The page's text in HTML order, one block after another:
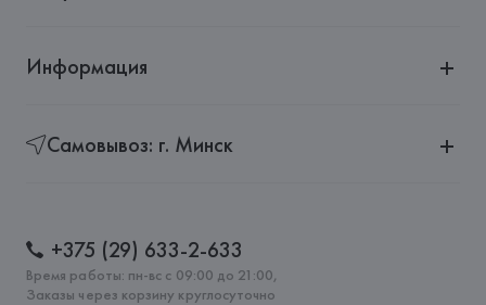
Информация
Самовывоз: г. Минск
+375 (29) 633-2-633
Время работы: пн-вс с 09:00 до 21:00,
Заказы через корзину круглосуточно